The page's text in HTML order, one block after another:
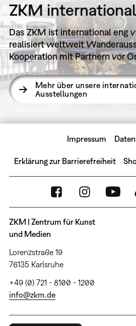
ZKM international
Das ZKM ist international eng
realisiert weltweit
Kooperation mit Partnern vor
Mehr über unsere
Ausstellungen
Impressum
Erklärung zur Barrierefreiheit
ZKM | Zentrum für Kunst
und Medien
Lorenzstraße 19
76135 Karlsruhe
+49 (0) 721 - 8100 - 1200
info@zkm.de